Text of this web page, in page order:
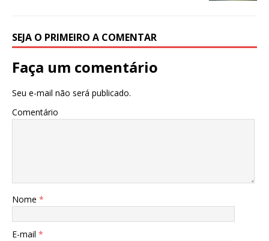
SEJA O PRIMEIRO A COMENTAR
Faça um comentário
Seu e-mail não será publicado.
Comentário
Nome *
E-mail *